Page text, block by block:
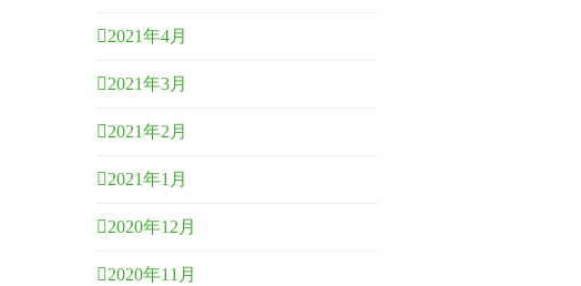
2021年4月
2021年3月
2021年2月
2021年1月
2020年12月
2020年11月